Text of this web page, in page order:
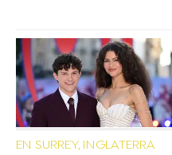
EN SURREY, INGLATERRA